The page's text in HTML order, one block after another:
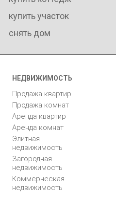
купить участок
снять дом
НЕДВИЖИМОСТЬ
Продажа квартир
Продажа комнат
Аренда квартир
Аренда комнат
Элитная
недвижимость
Загородная
недвижимость
Коммерческая
недвижимость